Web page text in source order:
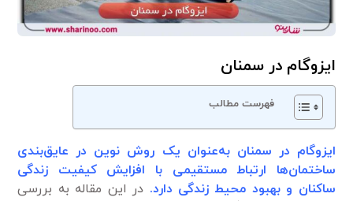
ایزوگام در سمنان
فهرست مطالب
ایزوگام در سمنان به‌عنوان یک روش نوین در عایق‌بندی
ساختمان‌ها ارتباط مستقیمی با افزایش کیفیت زندگی
ساکنان و بهبود محیط زندگی دارد. در این مقاله به بررسی